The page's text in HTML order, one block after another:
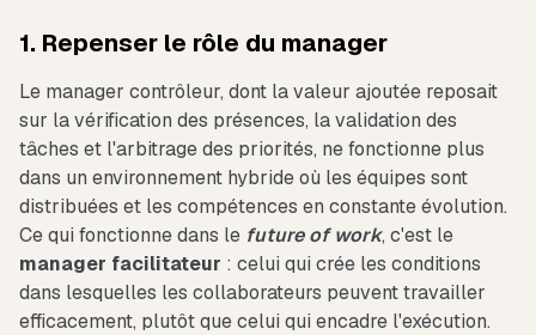
1. Repenser le rôle du manager
Le manager contrôleur, dont la valeur ajoutée reposait
sur la vérification des présences, la validation des
tâches et l'arbitrage des priorités, ne fonctionne plus
dans un environnement hybride où les équipes sont
distribuées et les compétences en constante évolution.
Ce qui fonctionne dans le future of work, c'est le
manager facilitateur : celui qui crée les conditions
dans lesquelles les collaborateurs peuvent travailler
efficacement, plutôt que celui qui encadre l'exécution.